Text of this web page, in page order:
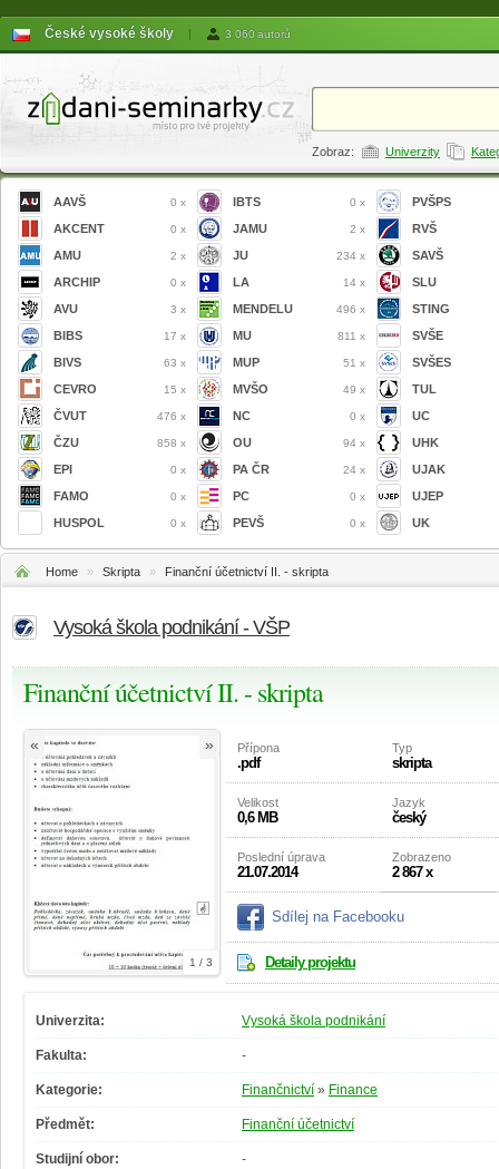
České vysoké školy | 3 060 autorů
Zobraz: Univerzity
AAVŠ 0 x
AKCENT 0 x
AMU 2 x
ARCHIP 0 x
AVU 3 x
BIBS 17 x
BIVS 63 x
CEVRO 15 x
ČVUT 476 x
ČZU 858 x
EPI 0 x
FAMO 0 x
HUSPOL 0 x
IBTS 0 x
JAMU 2 x
JU 234 x
LA 14 x
MENDELU 496 x
MU 811 x
MUP 51 x
MVŠO 49 x
NC 0 x
OU 94 x
PA ČR 24 x
PC 0 x
PEVŠ 0 x
PVŠPS
RVŠ
SAVŠ
SLU
STING
SVŠE
SVŠES
TUL
UC
UHK
UJAK
UJEP
UK
Home » Skripta » Finanční účetnictví II. - skripta
Vysoká škola podnikání - VŠP
Finanční účetnictví II. - skripta
1 / 3
« » Přípona
.pdf
Typ
skripta
Velikost
0,6 MB
Jazyk
český
Poslední úprava
21.07.2014
Zobrazeno
2 867 x
Sdílej na Facebooku
Detaily projektu
Univerzita: Vysoká škola podnikání
Fakulta: -
Kategorie: Finančnictví » Finance
Předmět: Finanční účetnictví
Studijní obor: -